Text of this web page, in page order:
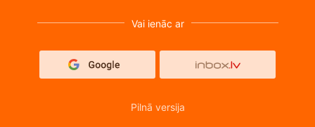
Vai ienāc ar
Pilnā versija